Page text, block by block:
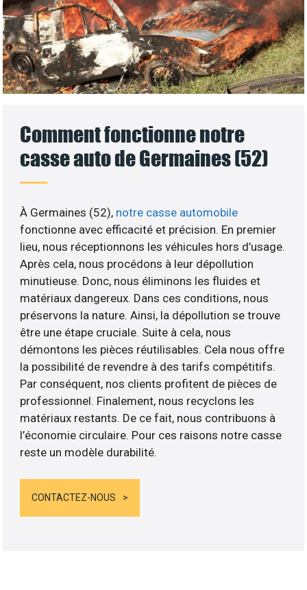
Comment fonctionne notre
casse auto de Germaines (52)
À Germaines (52), notre casse automobile
fonctionne avec efficacité et précision. En premier
lieu, nous réceptionnons les véhicules hors d’usage.
Après cela, nous procédons à leur dépollution
minutieuse. Donc, nous éliminons les fluides et
matériaux dangereux. Dans ces conditions, nous
préservons la nature. Ainsi, la dépollution se trouve
être une étape cruciale. Suite à cela, nous
démontons les pièces réutilisables. Cela nous offre
la possibilité de revendre à des tarifs compétitifs.
Par conséquent, nos clients profitent de pièces de
professionnel. Finalement, nous recyclons les
matériaux restants. De ce fait, nous contribuons à
l’économie circulaire. Pour ces raisons notre casse
reste un modèle durabilité.
CONTACTEZ-NOUS